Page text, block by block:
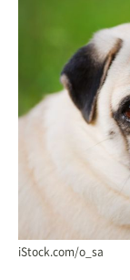
iStock.com/o_sa